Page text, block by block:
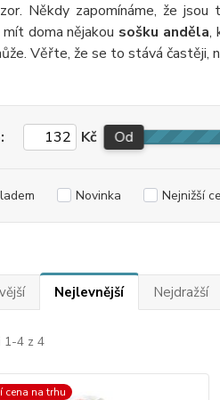
Někdy zapomínáme, že jsou
doma nějakou sošku anděla,
Věřte, že se to stává častěji,
Kč Od
Novinka Nejnižší
Nejlevnější Nejdražší
1-4 z 4
cena na trhu